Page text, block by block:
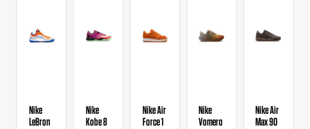
Nike
LeBron
Nike
Kobe 8
Nike Air
Force 1
Nike
Vomero
Nike Air
Max 90